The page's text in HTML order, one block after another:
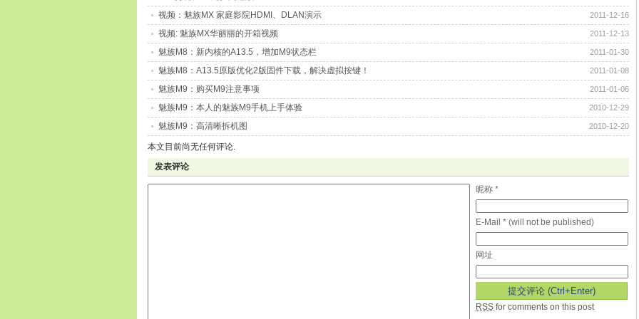
2011-12-16
视频：魅族MX 家庭影院HDMI、DLAN演示
2011-12-13
视频: 魅族MX华丽丽的开箱视频
2011-01-30
魅族M8：新内核的A13.5，增加M9状态栏
2011-01-08
魅族M8：A13.5原版优化2版固件下载，解决虚拟按键！
2011-01-06
魅族M9：购买M9注意事项
2010-12-29
魅族M9：本人的魅族M9手机上手体验
2010-12-20
魅族M9：高清晰拆机图
本文目前尚无任何评论.
发表评论
昵称 *
E-Mail * (will not be published)
网址
RSS for comments on this post